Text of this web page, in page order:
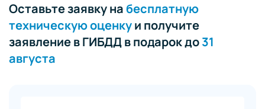
Оставьте заявку набесплатную
техническую оценкуи получите
заявление в ГИБДД в подарок до31
августа